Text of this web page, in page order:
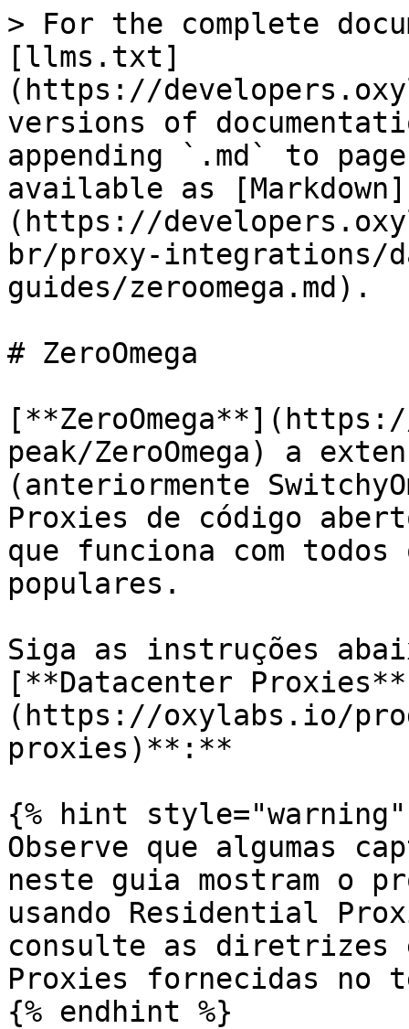
> For the complete
[llms.txt]
(https://
versions of
appending `.md` to
available as [Markdown]
(https://
br/proxy-integrations/
guides/zeroomega.md).
# ZeroOmega
peak/ZeroOmega) a
(anteriormente
Proxies de código
que funciona com todos
populares.
Siga as instruções
[**Datacenter
(https://oxylabs.io/
proxies)**:**
{% hint style="warning"
Observe que algumas
neste guia mostram o
usando Residential
consulte as diretrizes
Proxies fornecidas no
{% endhint %}